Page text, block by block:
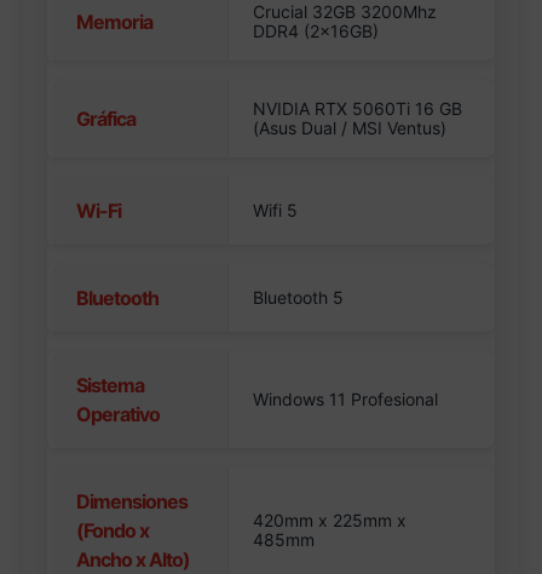
Memoria
Crucial 32GB 3200Mhz
DDR4 (2x16GB)
Gráfica
NVIDIA RTX 5060Ti 16 GB
(Asus Dual / MSI Ventus)
Wi-Fi Wifi 5
Bluetooth Bluetooth 5
Sistema
Operativo
Windows 11 Profesional
Dimensiones
(Fondo x
Ancho x Alto)
420mm x 225mm x
485mm